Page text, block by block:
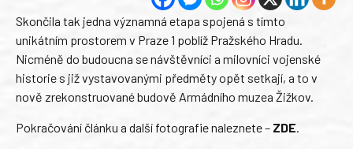
Skončila tak jedna významná etapa spojená s tímto
unikátním prostorem v Praze 1 poblíž Pražského Hradu.
Nicméně do budoucna se návštěvníci a milovníci vojenské
historie s již vystavovanými předměty opět setkají, a to v
nově zrekonstruované budově Armádního muzea Žižkov.
Pokračování článku a další fotografie naleznete – ZDE